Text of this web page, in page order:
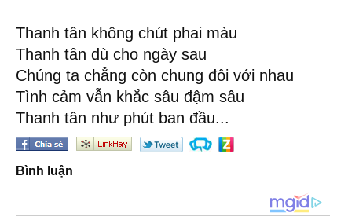
Thanh tân không chút phai màu
Thanh tân dù cho ngày sau
Chúng ta chẳng còn chung đôi với nhau
Tình cảm vẫn khắc sâu đậm sâu
Thanh tân như phút ban đầu...
Bình luận